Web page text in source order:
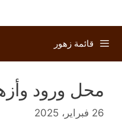
قائمة زهور
محل ورود
26 فبراير، 2025